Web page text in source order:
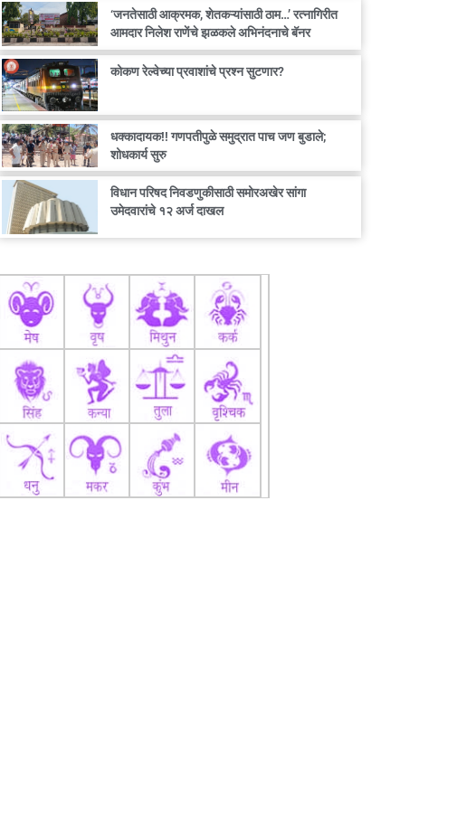
‘जनतेसाठी आक्रमक, शेतकऱ्यांसाठी ठाम…’ रत्नागिरीत
आमदार निलेश राणेंचे झळकले अभिनंदनाचे बॅनर
कोकण रेल्वेच्या प्रवाशांचे प्रश्न सुटणार?
धक्कादायक!! गणपतीपुळे समुद्रात पाच जण बुडाले;
शोधकार्य सुरु
विधान परिषद निवडणुकीसाठी समोरअखेर सांगा
उमेदवारांचे १२ अर्ज दाखल